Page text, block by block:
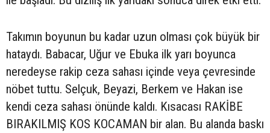
Takımın boyunun bu kadar uzun olması çok büyük bir
hataydı. Babacar, Uğur ve Ebuka ilk yarı boyunca
neredeyse rakip ceza sahası içinde veya çevresinde
nöbet tuttu. Selçuk, Beyazi, Berkem ve Hakan ise
kendi ceza sahası önünde kaldı. Kısacası RAKİBE
BIRAKILMIŞ KOS KOCAMAN bir alan. Bu alanda baskı